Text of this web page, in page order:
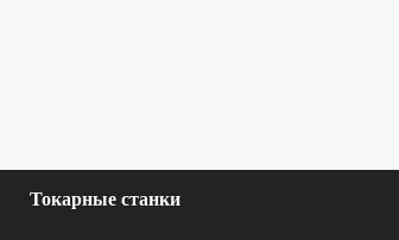
Токарные станки